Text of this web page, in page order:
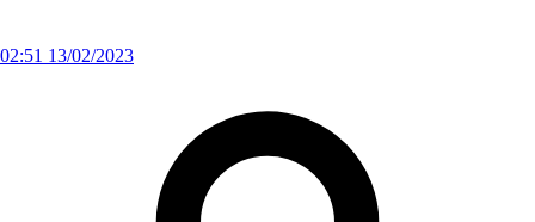
02:51 13/02/2023